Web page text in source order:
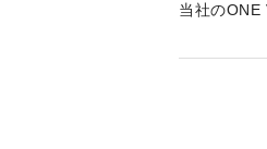
当社のONE